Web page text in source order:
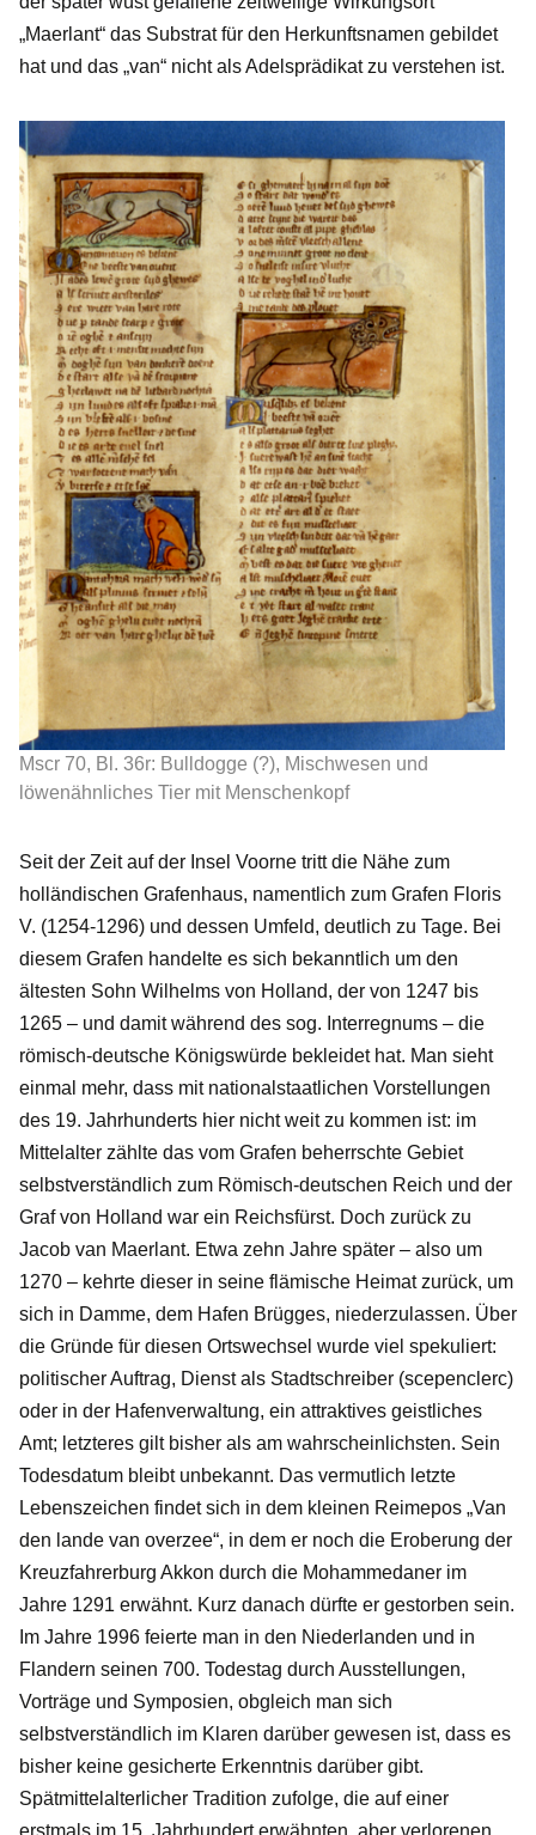
„Maerlant“ das Substrat für den Herkunftsnamen gebildet
hat und das „van“ nicht als Adelsprädikat zu verstehen ist.
Mscr 70, Bl. 36r: Bulldogge (?), Mischwesen und
löwenähnliches Tier mit Menschenkopf
Seit der Zeit auf der Insel Voorne tritt die Nähe zum
holländischen Grafenhaus, namentlich zum Grafen Floris
V. (1254-1296) und dessen Umfeld, deutlich zu Tage. Bei
diesem Grafen handelte es sich bekanntlich um den
ältesten Sohn Wilhelms von Holland, der von 1247 bis
1265 – und damit während des sog. Interregnums – die
römisch-deutsche Königswürde bekleidet hat. Man sieht
einmal mehr, dass mit nationalstaatlichen Vorstellungen
des 19. Jahrhunderts hier nicht weit zu kommen ist: im
Mittelalter zählte das vom Grafen beherrschte Gebiet
selbstverständlich zum Römisch-deutschen Reich und der
Graf von Holland war ein Reichsfürst. Doch zurück zu
Jacob van Maerlant. Etwa zehn Jahre später – also um
1270 – kehrte dieser in seine flämische Heimat zurück, um
sich in Damme, dem Hafen Brügges, niederzulassen. Über
die Gründe für diesen Ortswechsel wurde viel spekuliert:
politischer Auftrag, Dienst als Stadtschreiber (scepenclerc)
oder in der Hafenverwaltung, ein attraktives geistliches
Amt; letzteres gilt bisher als am wahrscheinlichsten. Sein
Todesdatum bleibt unbekannt. Das vermutlich letzte
Lebenszeichen findet sich in dem kleinen Reimepos „Van
den lande van overzee“, in dem er noch die Eroberung der
Kreuzfahrerburg Akkon durch die Mohammedaner im
Jahre 1291 erwähnt. Kurz danach dürfte er gestorben sein.
Im Jahre 1996 feierte man in den Niederlanden und in
Flandern seinen 700. Todestag durch Ausstellungen,
Vorträge und Symposien, obgleich man sich
selbstverständlich im Klaren darüber gewesen ist, dass es
bisher keine gesicherte Erkenntnis darüber gibt.
Spätmittelalterlicher Tradition zufolge, die auf einer
erstmals im 15. Jahrhundert erwähnten, aber verlorenen